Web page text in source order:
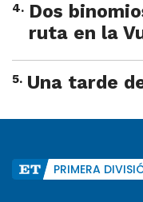
4. Dos
ruta en la
5. Una tarde
PRIMERA